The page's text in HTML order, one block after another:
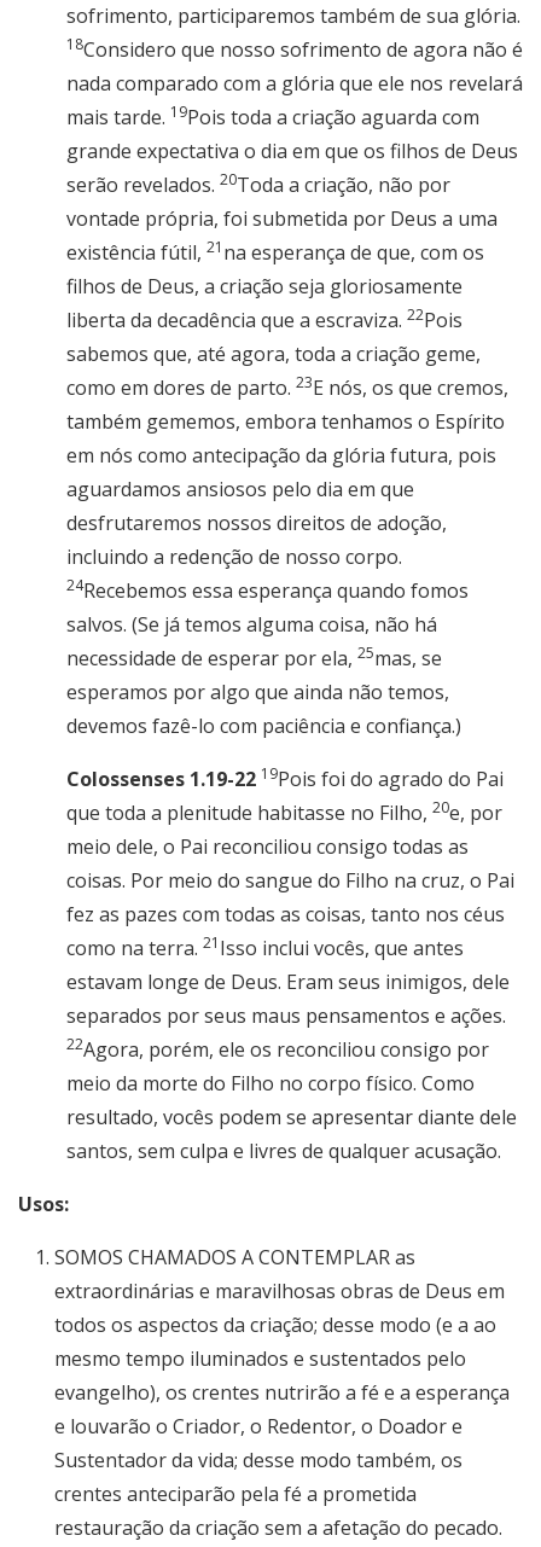
sofrimento, participaremos também de sua glória.
18Considero que nosso sofrimento de agora não é
nada comparado com a glória que ele nos revelará
mais tarde. 19Pois toda a criação aguarda com
grande expectativa o dia em que os filhos de Deus
serão revelados. 20Toda a criação, não por
vontade própria, foi submetida por Deus a uma
existência fútil, 21 na esperança de que, com os
filhos de Deus, a criação seja gloriosamente
liberta da decadência que a escraviza. 22Pois
sabemos que, até agora, toda a criação geme,
como em dores de parto. 23E nós, os que cremos,
também gememos, embora tenhamos o Espírito
em nós como antecipação da glória futura, pois
aguardamos ansiosos pelo dia em que
desfrutaremos nossos direitos de adoção,
incluindo a redenção de nosso corpo.
24Recebemos essa esperança quando fomos
salvos. (Se já temos alguma coisa, não há
necessidade de esperar por ela, 25mas, se
esperamos por algo que ainda não temos,
devemos fazê-lo com paciência e confiança.)
Colossenses 1.19-22 19Pois foi do agrado do Pai
que toda a plenitude habitasse no Filho, 20e, por
meio dele, o Pai reconciliou consigo todas as
coisas. Por meio do sangue do Filho na cruz, o Pai
fez as pazes com todas as coisas, tanto nos céus
como na terra. 21 Isso inclui vocês, que antes
estavam longe de Deus. Eram seus inimigos, dele
separados por seus maus pensamentos e ações.
22Agora, porém, ele os reconciliou consigo por
meio da morte do Filho no corpo físico. Como
resultado, vocês podem se apresentar diante dele
santos, sem culpa e livres de qualquer acusação.
Usos:
SOMOS CHAMADOS A CONTEMPLAR as
extraordinárias e maravilhosas obras de Deus em
todos os aspectos da criação; desse modo (e a ao
mesmo tempo iluminados e sustentados pelo
evangelho), os crentes nutrirão a fé e a esperança
e louvarão o Criador, o Redentor, o Doador e
Sustentador da vida; desse modo também, os
crentes anteciparão pela fé a prometida
restauração da criação sem a afetação do pecado.